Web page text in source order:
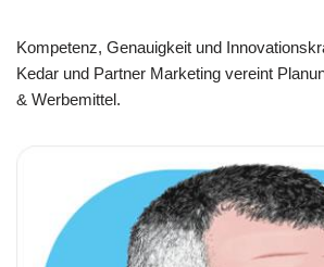
Kompetenz, Genauigkeit und
Kedar und Partner Marketing vereint
& Werbemittel.